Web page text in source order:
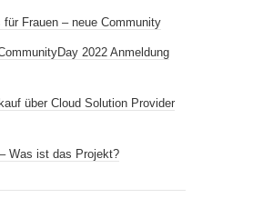
für Frauen – neue Community
2022 Anmeldung
über Cloud Solution Provider
Was ist das Projekt?